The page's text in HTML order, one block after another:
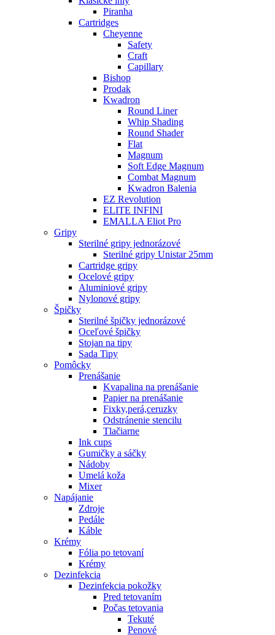
Piranha
Cartridges
Cheyenne
Safety
Craft
Capillary
Bishop
Prodak
Kwadron
Round Liner
Whip Shading
Round Shader
Flat
Magnum
Soft Edge Magnum
Combat Magnum
Kwadron Balenia
EZ Revolution
ELITE INFINI
EMALLA Eliot Pro
Gripy
Sterilné gripy jednorázové
Sterilné gripy Unistar 25mm
Cartridge gripy
Ocelové gripy
Aluminiové gripy
Nylonové gripy
Špičky
Sterilné špičky jednorázové
Oceľové špičky
Stojan na tipy
Sada Tipy
Pomôcky
Prenášanie
Kvapalina na prenášanie
Papier na prenášanie
Fixky,perá,ceruzky
Odstránenie stencilu
Tlačiarne
Ink cups
Gumičky a sáčky
Nádoby
Umelá koža
Mixer
Napájanie
Zdroje
Pedále
Káble
Krémy
Fólia po tetovaní
Krémy
Dezinfekcia
Dezinfekcia pokožky
Pred tetovaním
Počas tetovania
Tekuté
Penové